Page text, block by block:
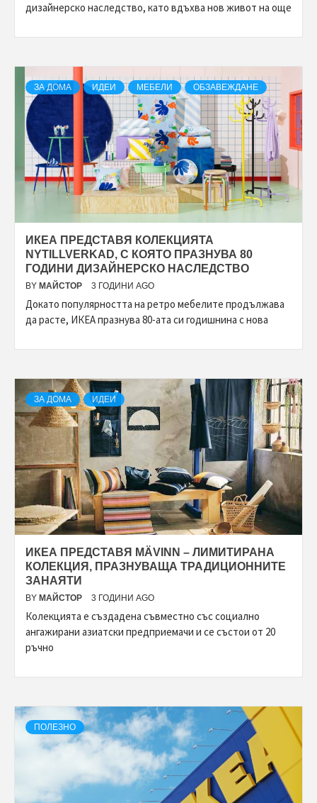
дизайнерско наследство, като вдъхва нов живот на още
ЗА ДОМА ИДЕИ МЕБЕЛИ ОБЗАВЕЖДАНЕ
ИКЕА ПРЕДСТАВЯ КОЛЕКЦИЯТА
NYTILLVERKAD, С КОЯТО ПРАЗНУВА 80
ГОДИНИ ДИЗАЙНЕРСКО НАСЛЕДСТВО
BY МАЙСТОР 3 ГОДИНИ AGO
Докато популярността на ретро мебелите продължава
да расте, ИКЕА празнува 80-ата си годишнина с нова
ЗА ДОМА ИДЕИ
ИКЕА ПРЕДСТАВЯ MÄVINN – ЛИМИТИРАНА
КОЛЕКЦИЯ, ПРАЗНУВАЩА ТРАДИЦИОННИТЕ
ЗАНАЯТИ
BY МАЙСТОР 3 ГОДИНИ AGO
Колекцията е създадена съвместно със социално
ангажирани азиатски предприемачи и се състои от 20
ръчно
ПОЛЕЗНО